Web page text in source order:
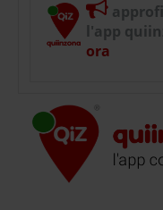
l'app
ora